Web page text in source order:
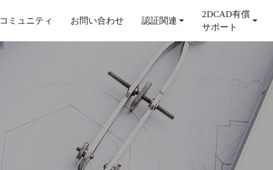
コミュニティ お問い合わせ 認証関連
2DCAD有償
サポート